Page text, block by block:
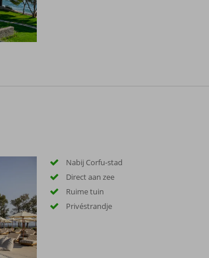
Nabij Corfu-stad
Direct aan zee
Ruime tuin
Privéstrandje